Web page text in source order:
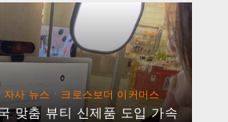
자사 뉴스 · 크로스보더 이커머스
맞춤 뷰티 신제품 도입 가속